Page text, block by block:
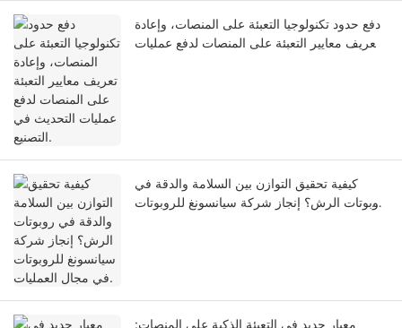
دفع حدود تكنولوجيا التعبئة على المنصات، وإعادة
تعريف معايير التعبئة على المنصات لدفع عمليات
كيفية تحقيق التوازن بين السلامة والدقة في
روبوتات الرش؟ إنجاز شركة سيانسونغ للروبوتات
معيار جديد في التعبئة الذكية على المنصات: